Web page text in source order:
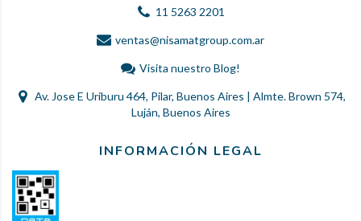
11 5263 2201
ventas@nisamatgroup.com.ar
Visita nuestro Blog!
Av. Jose E Uriburu 464, Pilar, Buenos Aires | Almte. Brown 574,
Luján, Buenos Aires
INFORMACIÓN LEGAL